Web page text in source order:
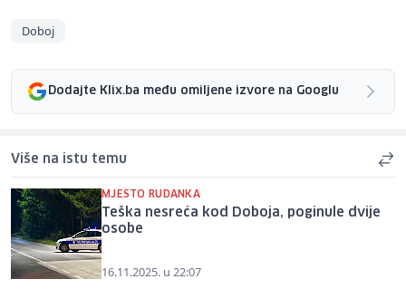
Doboj
Dodajte Klix.ba među omiljene izvore na Googlu
Više na istu temu
MJESTO RUDANKA
Teška nesreća kod Doboja, poginule dvije
osobe
16.11.2025. u 22:07